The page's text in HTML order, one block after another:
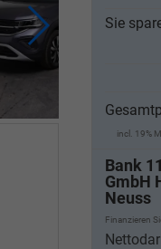
Sie
incl. 19%
Bank
GmbH
Neuss
Finanzieren